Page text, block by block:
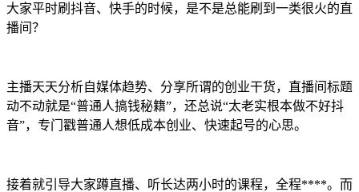
大家平时刷抖音、快手的时候，是不是总能刷到一类很火的直
播间？
主播天天分析自媒体趋势、分享所谓的创业干货，直播间标题
动不动就是“普通人搞钱秘籍”，还总说“太老实根本做不好抖
音”，专门戳普通人想低成本创业、快速起号的心思。
接着就引导大家蹲直播、听长达两小时的课程，全程****。而